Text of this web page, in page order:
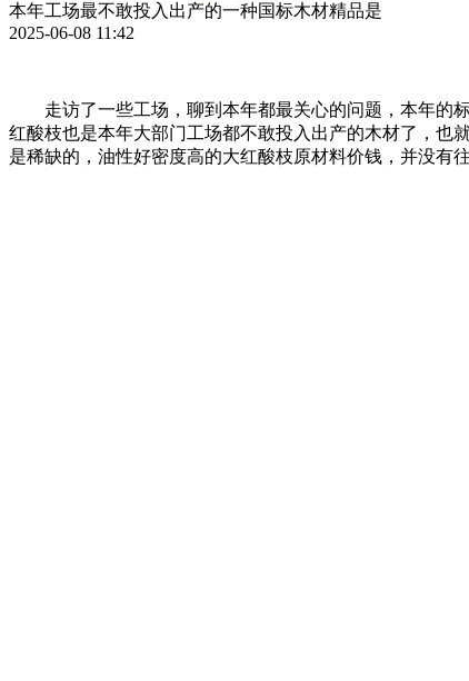
本年工场最不敢投入出产的一种国标木材精品是
2025-06-08 11:42
走访了一些工场，聊到本年都最关心的问题，本年的标
红酸枝也是本年大部门工场都不敢投入出产的木材了，也
是稀缺的，油性好密度高的大红酸枝原材料价钱，并没有